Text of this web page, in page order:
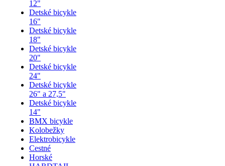
12"
Detské bicykle
16"
Detské bicykle
18"
Detské bicykle
20"
Detské bicykle
24"
Detské bicykle
26" a 27,5"
Detské bicykle
14"
BMX bicykle
Kolobežky
Elektrobicykle
Cestné
Horské